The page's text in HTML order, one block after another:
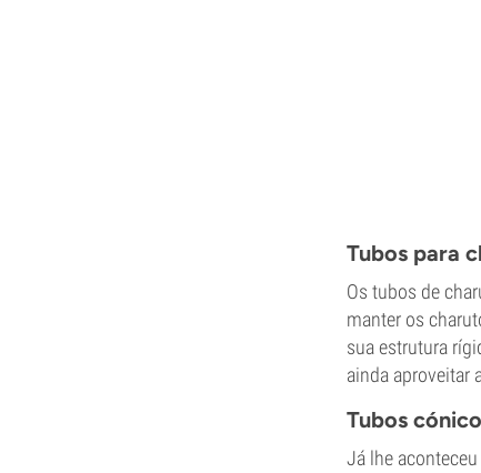
Tubos para
Os tubos de
manter os
sua estrutura
ainda aproveitar
Tubos
Já lhe